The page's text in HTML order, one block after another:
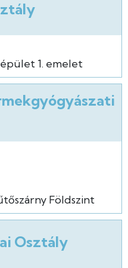
1. emelet
Földszint
Osztály